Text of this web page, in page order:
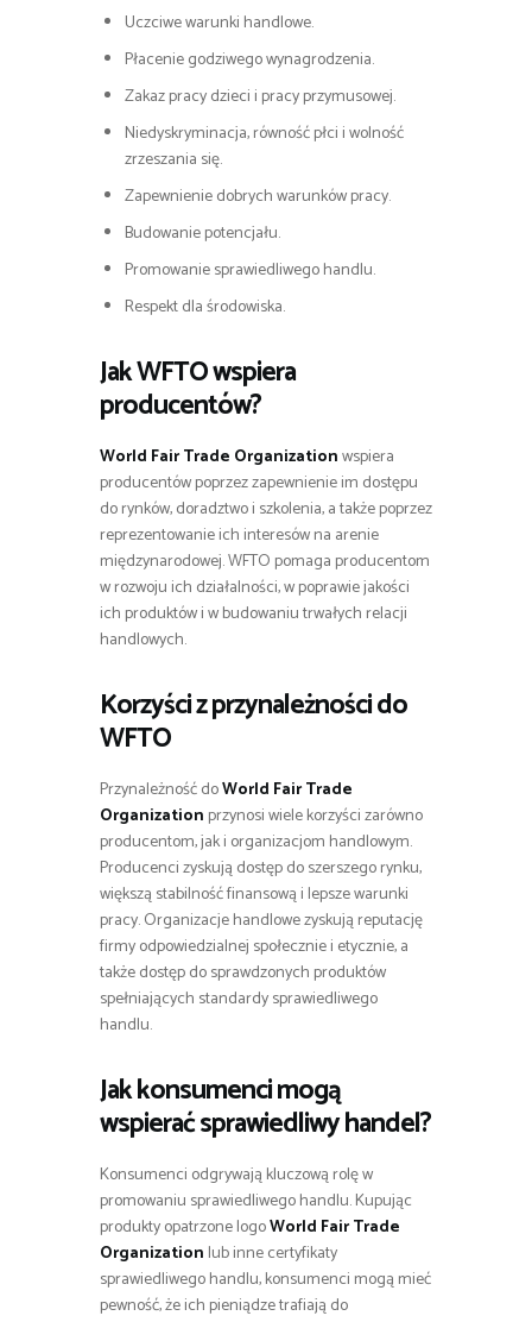
Uczciwe warunki handlowe.
Płacenie godziwego wynagrodzenia.
Zakaz pracy dzieci i pracy przymusowej.
Niedyskryminacja, równość płci i wolność
zrzeszania się.
Zapewnienie dobrych warunków pracy.
Budowanie potencjału.
Promowanie sprawiedliwego handlu.
Respekt dla środowiska.
Jak WFTO wspiera
producentów?
World Fair Trade Organizationwspiera
producentów poprzez zapewnienie im dostępu
do rynków, doradztwo i szkolenia, a także poprzez
reprezentowanie ich interesów na arenie
międzynarodowej. WFTO pomaga producentom
w rozwoju ich działalności, w poprawie jakości
ich produktów i w budowaniu trwałych relacji
handlowych.
Korzyści z przynależności do
WFTO
Przynależność doWorld Fair Trade
Organization przynosi wiele korzyści zarówno
producentom, jak i organizacjom handlowym.
Producenci zyskują dostęp do szerszego rynku,
większą stabilność finansową i lepsze warunki
pracy. Organizacje handlowe zyskują reputację
firmy odpowiedzialnej społecznie i etycznie, a
także dostęp do sprawdzonych produktów
spełniających standardy sprawiedliwego
handlu.
Jak konsumenci mogą
wspierać sprawiedliwy handel?
Konsumenci odgrywają kluczową rolę w
promowaniu sprawiedliwego handlu. Kupując
produkty opatrzone logoWorld Fair Trade
Organization lub inne certyfikaty
sprawiedliwego handlu, konsumenci mogą mieć
pewność, że ich pieniądze trafiają do